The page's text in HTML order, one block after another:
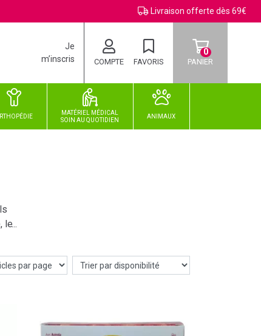
Livraison offerte dès 69€
Je
m’inscris
COMPTE FAVORIS PANIER
0
MATÉRIEL MÉDICAL
SOINAUQUOTIDIEN
ANIMAUX
le